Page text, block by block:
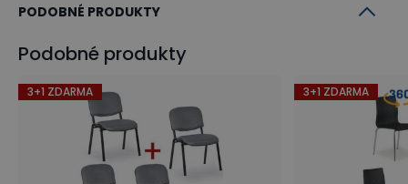
PODOBNÉ PRODUKTY
Podobné produkty
3+1 ZDARMA 3+1 ZDARMA